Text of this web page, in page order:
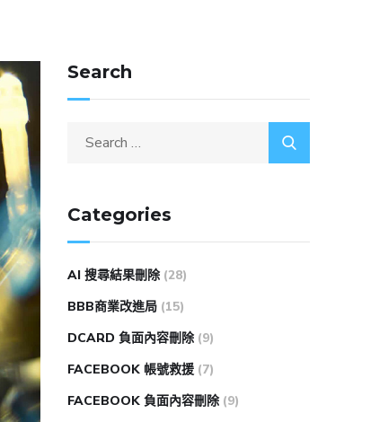
Search
Categories
AI 搜尋結果刪除 (28)
BBB商業改進局 (15)
DCARD 負面內容刪除 (9)
FACEBOOK 帳號救援 (7)
FACEBOOK 負面內容刪除 (9)